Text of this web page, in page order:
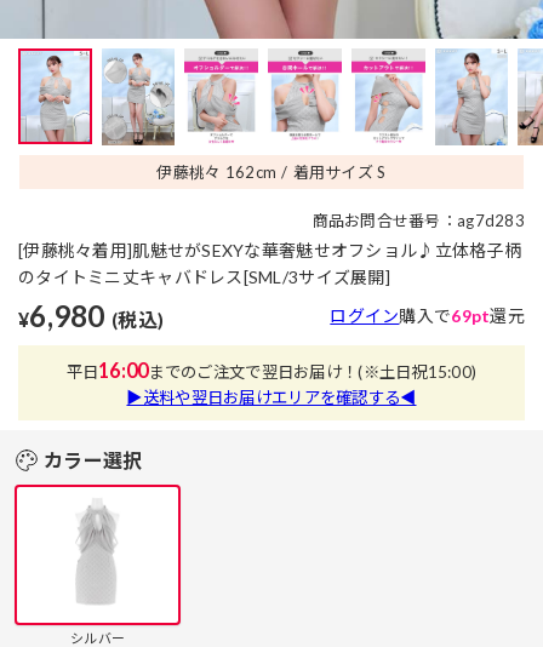
伊藤桃々 162cm 着用サイズ S
商品お問合せ番号：ag7d283
[伊藤桃々着用]肌魅せがSEXYな華奢魅せオフショル♪立体格子柄
のタイトミニ丈キャバドレス[SML/3サイズ展開]
¥6,980 (税込) ログイン購入で69pt還元
平日16:00までのご注文で翌日お届け！(※土日祝15:00)
▶送料や翌日お届けエリアを確認する◀
カラー選択
シルバー